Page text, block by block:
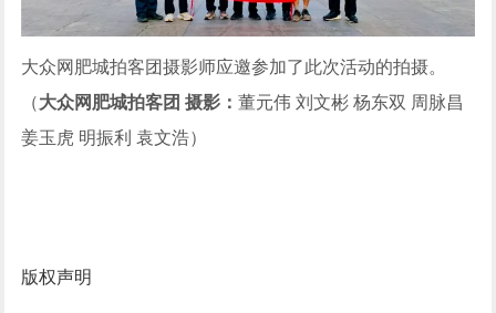
大众网肥城拍客团摄影师应邀参加了此次活动的拍摄。
（大众网肥城拍客团 摄影：董元伟 刘文彬 杨东双 周脉昌
姜玉虎 明振利 袁文浩）
版权声明